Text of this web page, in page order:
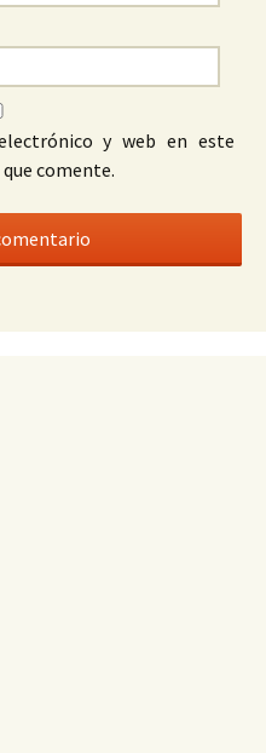
y web en este
comente.